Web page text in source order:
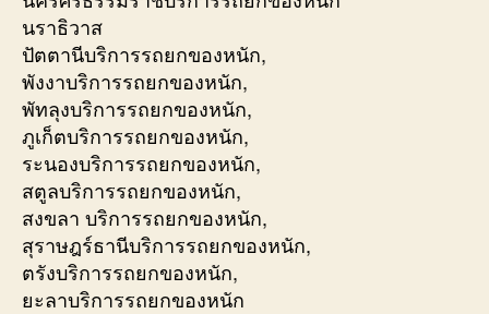
นราธิวาส
ปัตตานีบริการรถยกของหนัก,
พังงาบริการรถยกของหนัก,
พัทลุงบริการรถยกของหนัก,
ภูเก็ตบริการรถยกของหนัก,
ระนองบริการรถยกของหนัก,
สตูลบริการรถยกของหนัก,
สงขลา บริการรถยกของหนัก,
สุราษฎร์ธานีบริการรถยกของหนัก,
ตรังบริการรถยกของหนัก,
ยะลาบริการรถยกของหนัก